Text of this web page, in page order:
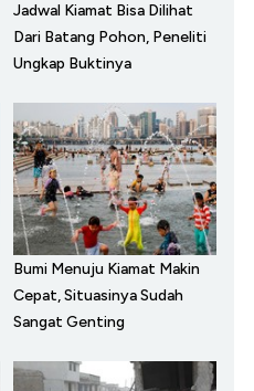
Jadwal Kiamat Bisa Dilihat
Dari Batang Pohon, Peneliti
Ungkap Buktinya
Bumi Menuju Kiamat Makin
Cepat, Situasinya Sudah
Sangat Genting